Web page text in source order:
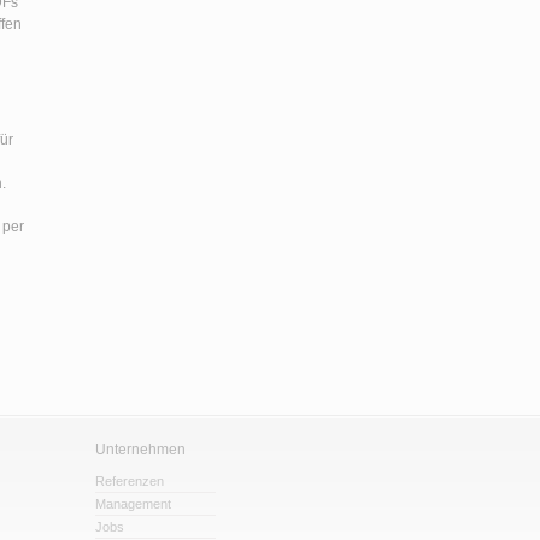
Unternehmen
Referenzen
Management
Jobs